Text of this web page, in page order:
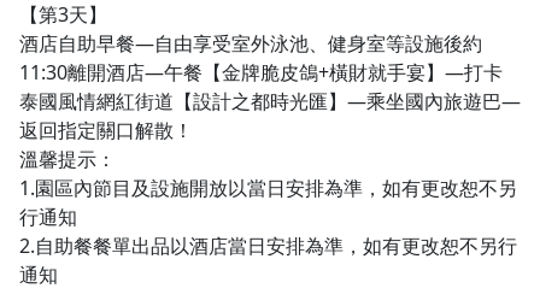
【第3天】
酒店自助早餐—自由享受室外泳池、健身室等設施後約
11:30離開酒店—午餐【金牌脆皮鴿+橫財就手宴】—打卡
泰國風情網紅街道【設計之都時光匯】—乘坐國內旅遊巴—
返回指定關口解散！
溫馨提示：
1.園區內節目及設施開放以當日安排為準，如有更改恕不另
行通知
2.自助餐餐單出品以酒店當日安排為準，如有更改恕不另行
通知